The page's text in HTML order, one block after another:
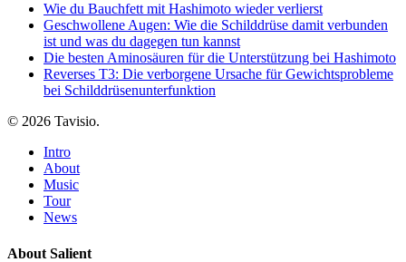
Wie du Bauchfett mit Hashimoto wieder verlierst
Geschwollene Augen: Wie die Schilddrüse damit verbunden
ist und was du dagegen tun kannst
Die besten Aminosäuren für die Unterstützung bei Hashimoto
Reverses T3: Die verborgene Ursache für Gewichtsprobleme
bei Schilddrüsenunterfunktion
© 2026 Tavisio.
Close
Menu
Intro
About
Music
Tour
News
About Salient